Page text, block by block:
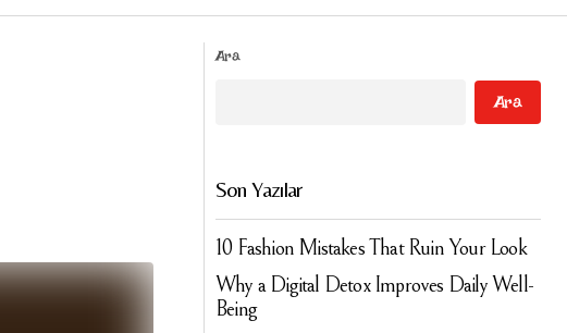
Ara
Ara
Son Yazılar
10 Fashion Mistakes That Ruin Your Look
Why a Digital Detox Improves Daily Well-
Being